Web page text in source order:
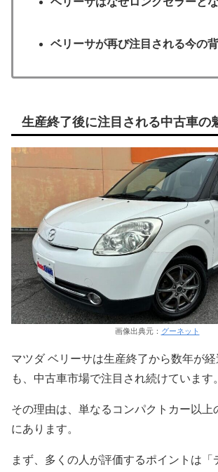
ベリーサが再び注目される今の
生産終了後に注目される中古車の
画像出典元： グーネット
マツダ ベリーサは生産終了から数年が
も、中古車市場で注目され続けています。
その理由は、単なるコンパクトカー以上
にあります。
まず、多くの人が評価するポイントは「